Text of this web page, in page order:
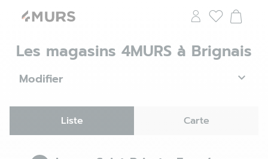
Les magasins 4MURS à Brignais
Modifier
Liste Carte